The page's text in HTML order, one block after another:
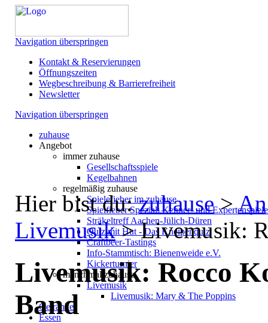
Navigation überspringen
Kontakt & Reservierungen
Öffnungszeiten
Wegbeschreibung & Barrierefreiheit
Newsletter
Navigation überspringen
zuhause
Angebot
immer zuhause
Gesellschaftsspiele
Kegelbahnen
regelmäßig zuhause
Spielefieber im zuhause
Spielfieber Spezial: Kenner- und
Sträkeltreff Aachen-Jülich-Düren
Quiz mit Hut - Das Kneipenquiz
Craftbeer-Tastings
Info-Stammtisch: Bienenweide e.V.
Kickerturnier
manchmal zuhause
Livemusik
Livemusik: Mary & The Poppins
Getränke
Essen
Hier bist du:zuhause>
Livemusik>Livemusik:
Livemusik: Rocco
Band